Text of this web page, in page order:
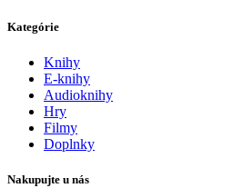
Kategórie
Knihy
E-knihy
Audioknihy
Hry
Filmy
Doplnky
Nakupujte u nás